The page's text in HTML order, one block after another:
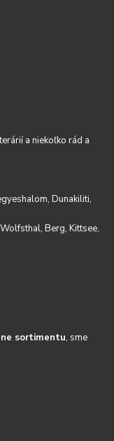
a niekoľko rád a
Dunakiliti,
Berg, Kittsee,
sortimentu, sme